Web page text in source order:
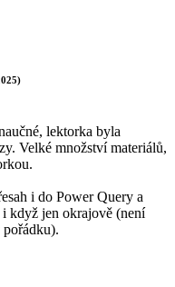
lektorka byla
Velké množství materiálů,
i do Power Query a
když jen okrajově (není
pořádku).